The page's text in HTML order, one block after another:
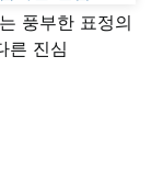
풍부한 표정의
른 진심